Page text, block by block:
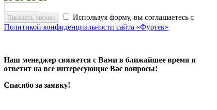
Используя форму, вы соглашаетесь с
Политикой конфиденциальности сайта «Фуртек»
Наш менеджер свяжется с Вами в ближайшее время и
ответит на все интересующие Вас вопросы!
Спасибо за заявку!